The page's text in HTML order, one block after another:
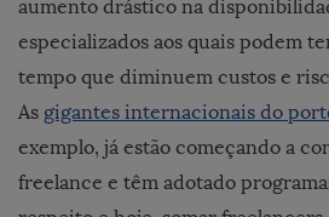
aumento drástico na
especializados aos quais podem
tempo que diminuem custos e
As gigantes internacionais do
exemplo, já estão começando a
freelance e têm adotado